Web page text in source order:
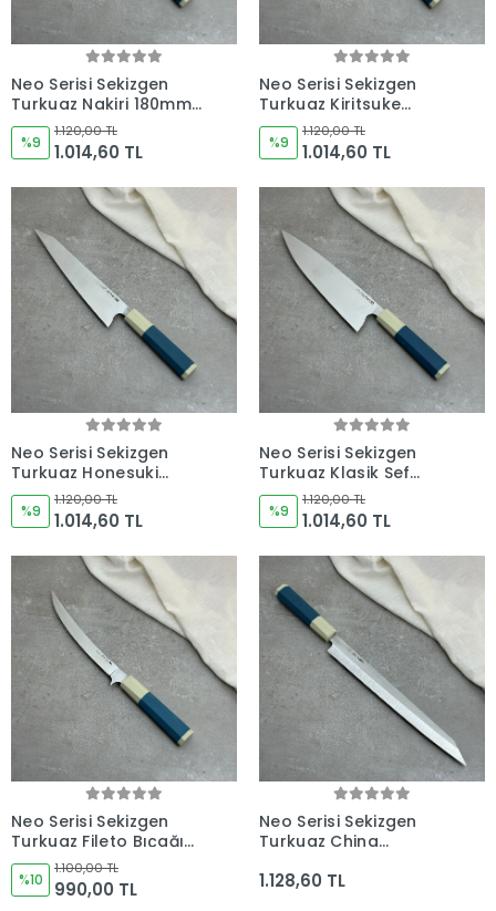
Neo Serisi Sekizgen
Turkuaz Nakiri 180mm
Namlu - Kocakaya El
Yapımı Şef Bıçakları
%9
1.120,00 TL
1.014,60 TL
Neo Serisi Sekizgen
Turkuaz Kiritsuke
205mm Namlu -
Kocakaya El Yapımı
Şef Bıçakları
%9
1.120,00 TL
1.014,60 TL
Neo Serisi Sekizgen
Turkuaz Honesuki
225mm Namlu -
Kocakaya El Yapımı
Şef Bıçakları
%9
1.120,00 TL
1.014,60 TL
Neo Serisi Sekizgen
Turkuaz Klasik Şef
Bıçağı 230mm Namlu -
Kocakaya El Yapımı
Şef Bıçakları
%9
1.120,00 TL
1.014,60 TL
Neo Serisi Sekizgen
Turkuaz Fileto Bıçağı
210mm Namlu -
Kocakaya El Yapımı
Şef Bıçakları
%10
1.100,00 TL
990,00 TL
Neo Serisi Sekizgen
Turkuaz China
285mm Namlu -
1.128,60 TL